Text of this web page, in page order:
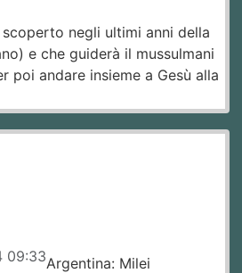
negli ultimi anni della
e che guiderà il mussulmani
poi andare insieme a Gesù alla
09:33Argentina: Milei